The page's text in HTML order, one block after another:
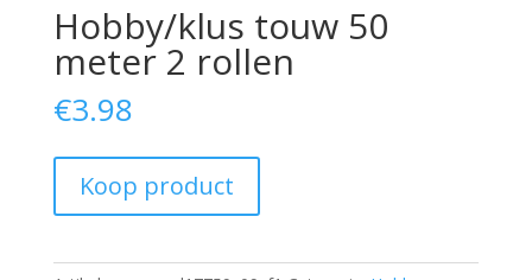
Hobby/klus touw 50
meter 2 rollen
€3.98
Koop product